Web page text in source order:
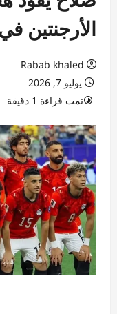
الأرجنتين
Rabab khaled
يوليو 7, 2026
تمت قراءة 1 دقيقة